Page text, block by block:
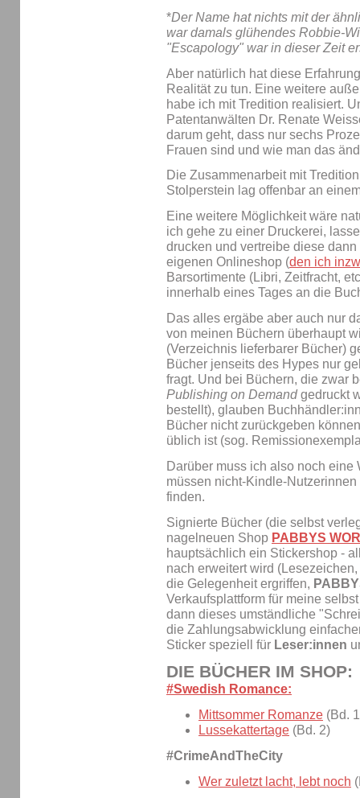
*Der Name hat nichts mit der
war damals glühendes Robbie-
"Escapology" war in dieser Zeit
Aber natürlich hat diese
Realität zu tun. Eine weitere
habe ich mit Tredition realisiert.
Patentanwälten Dr. Renate
darum geht, dass nur sechs
Frauen sind und wie man das
Die Zusammenarbeit mit
Stolperstein lag offenbar an
Eine weitere Möglichkeit wäre
ich gehe zu einer Druckerei,
drucken und vertreibe diese
eigenen Onlineshop (den ich
Barsortimente (Libri, Zeitfracht,
innerhalb eines Tages an die
Das alles ergäbe aber auch nur
von meinen Büchern überhaupt
(Verzeichnis lieferbarer Bücher)
Bücher jenseits des Hypes nur
fragt. Und bei Büchern, die zwar
Publishing on Demandgedruckt
bestellt), glauben
Bücher nicht zurückgeben
üblich ist (sog.
Darüber muss ich also noch
müssen nicht-Kindle-
finden.
Signierte Bücher (die selbst
nagelneuen Shop PABBYS
hauptsächlich ein Stickershop -
nach erweitert wird
die Gelegenheit ergriffen,
Verkaufsplattform für meine
dann dieses umständliche
die Zahlungsabwicklung
Sticker speziell für Leser:innen
DIE BÜCHER IM SHOP:
#Swedish Romance:
Mittsommer Romanze (Bd.
Lussekattertage (Bd. 2)
#CrimeAndTheCity
Wer zuletzt lacht, lebt noch